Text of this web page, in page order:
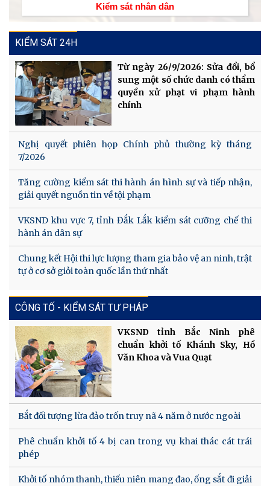
Kiểm sát nhân dân
KIỂM SÁT 24H
Từ ngày 26/9/2026: Sửa đổi, bổ
sung một số chức danh có thẩm
quyền xử phạt vi phạm hành
chính
Nghị quyết phiên họp Chính phủ thường kỳ tháng
7/2026
Tăng cường kiểm sát thi hành án hình sự và tiếp nhận,
giải quyết nguồn tin về tội phạm
VKSND khu vực 7, tỉnh Đắk Lắk kiểm sát cưỡng chế thi
hành án dân sự
Chung kết Hội thi lực lượng tham gia bảo vệ an ninh, trật
tự ở cơ sở giỏi toàn quốc lần thứ nhất
CÔNG TỐ - KIỂM SÁT TƯ PHÁP
VKSND tỉnh Bắc Ninh phê
chuẩn khởi tố Khánh Sky, Hồ
Văn Khoa và Vua Quạt
Bắt đối tượng lừa đảo trốn truy nã 4 năm ở nước ngoài
Phê chuẩn khởi tố 4 bị can trong vụ khai thác cát trái
phép
Khởi tố nhóm thanh, thiếu niên mang đao, ống sắt đi giải